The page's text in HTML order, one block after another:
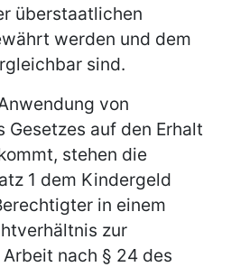
überstaatlichen
werden und dem
sind.
von
Gesetzes auf den Erhalt
stehen die
1 dem Kindergeld
in einem
zur
nach § 24 des